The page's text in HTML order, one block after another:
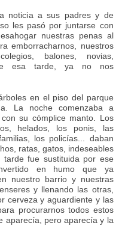
noticia a sus padres y de
les pasó por juntarse con
nuestras penas al
emborracharnos, nuestros
balones, novias,
esa tarde, ya no nos
en el piso del parque
La noche comenzaba a
su cómplice manto. Los
helados, los ponis, las
los policías... daban
ratas, gatos, indeseables
fue sustituida por ese
en humo que ya
nuestro barrio y nuestras
y llenando las otras,
cerveza y aguardiente y las
procurarnos todos estos
aparecía, pero aparecía y la